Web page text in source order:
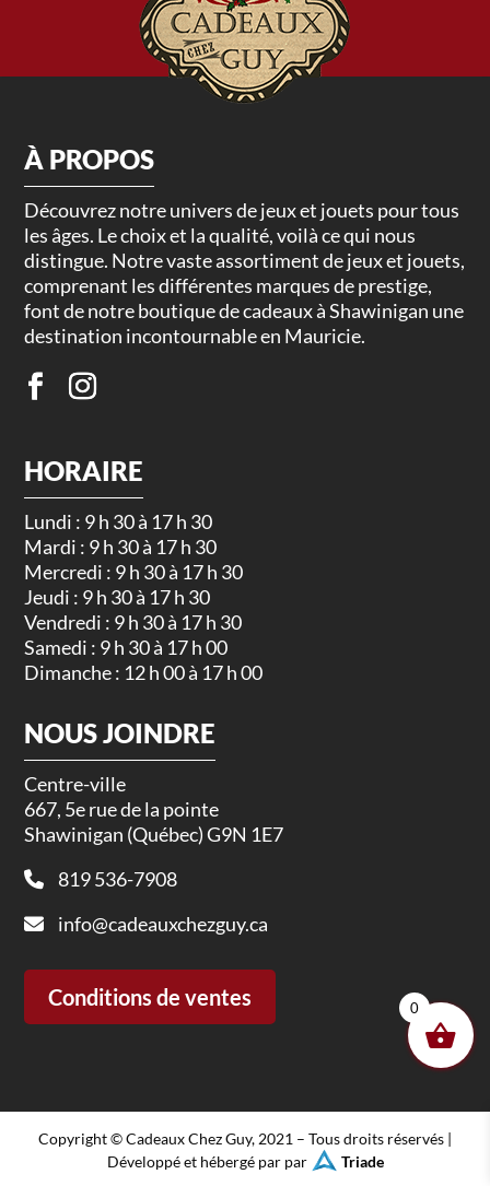
À PROPOS
Découvrez notre univers de jeux et jouets pour tous
les âges. Le choix et la qualité, voilà ce qui nous
distingue. Notre vaste assortiment de jeux et jouets,
comprenant les différentes marques de prestige,
font de notre boutique de cadeaux à Shawinigan une
destination incontournable en Mauricie.
HORAIRE
Lundi : 9 h 30 à 17 h 30
Mardi : 9 h 30 à 17 h 30
Mercredi : 9 h 30 à 17 h 30
Jeudi : 9 h 30 à 17 h 30
Vendredi : 9 h 30 à 17 h 30
Samedi : 9 h 30 à 17 h 00
Dimanche : 12 h 00 à 17 h 00
NOUS JOINDRE
Centre-ville
667, 5e rue de la pointe
Shawinigan (Québec) G9N 1E7
819 536-7908
info@cadeauxchezguy.ca
Conditions de ventes
Copyright © Cadeaux Chez Guy, 2021 – Tous droits réservés |
Développé et hébergé par par
Triade
0